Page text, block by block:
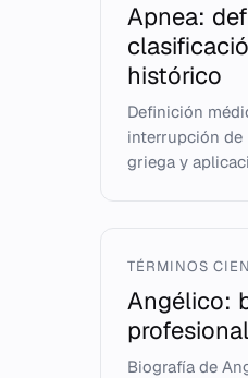
Apnea:
histórico
Definición
interrupción de
griega y
TÉRMINOS
Angélico:
profesional
Biografía de